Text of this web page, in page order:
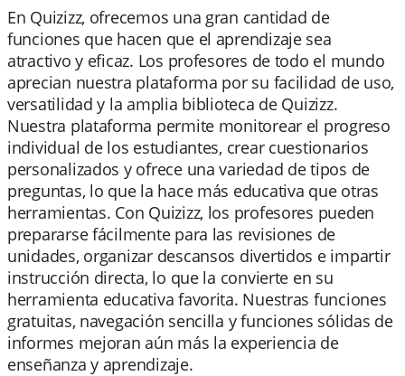
En Quizizz, ofrecemos una gran cantidad de
funciones que hacen que el aprendizaje sea
atractivo y eficaz. Los profesores de todo el mundo
aprecian nuestra plataforma por su facilidad de uso,
versatilidad y la amplia biblioteca de Quizizz.
Nuestra plataforma permite monitorear el progreso
individual de los estudiantes, crear cuestionarios
personalizados y ofrece una variedad de tipos de
preguntas, lo que la hace más educativa que otras
herramientas. Con Quizizz, los profesores pueden
prepararse fácilmente para las revisiones de
unidades, organizar descansos divertidos e impartir
instrucción directa, lo que la convierte en su
herramienta educativa favorita. Nuestras funciones
gratuitas, navegación sencilla y funciones sólidas de
informes mejoran aún más la experiencia de
enseñanza y aprendizaje.